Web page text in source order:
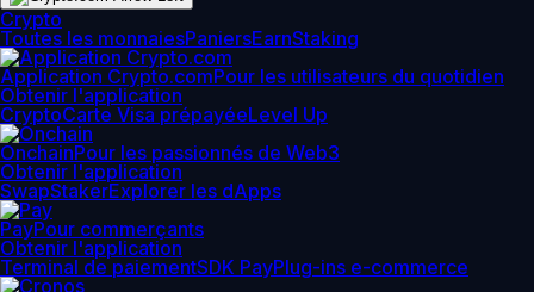
Crypto
Toutes les monnaiesPaniersEarnStaking
Application Crypto.comPour les utilisateurs du quotidien
Obtenir l'application
CryptoCarte Visa prépayéeLevel Up
OnchainPour les passionnés de Web3
Obtenir l'application
SwapStakerExplorer les dApps
PayPour commerçants
Obtenir l'application
Terminal de paiementSDK PayPlug-ins e-commerce